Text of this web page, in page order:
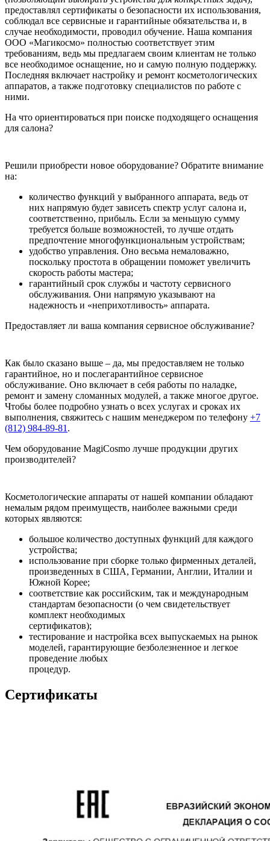
предоставлял сертификаты о безопасности их использования,
соблюдал все сервисные и гарантийные обязательства и, в
случае необходимости, проводил обучение. Наша компания
ООО «Магикосмо» полностью соответствует этим
требованиям, ведь мы предлагаем своим клиентам не только
все необходимое оснащение, но и самую полную поддержку.
Последняя включает настройку и ремонт косметологических
аппаратов, а также подготовку специалистов по работе с
ними.
На что ориентироваться при поиске подходящего оснащения
для салона?
Решили приобрести новое оборудование? Обратите внимание
на:
количество функций у выбранного аппарата, ведь от
них напрямую будет зависеть спектр услуг салона и,
соответственно, прибыль. Если за меньшую сумму
требуется больше возможностей, то лучше отдать
предпочтение многофункциональным устройствам;
удобство управления. Оно весьма немаловажно,
поскольку простота в обращении поможет увеличить
скорость работы мастера;
гарантийный срок службы и частоту сервисного
обслуживания. Они напрямую указывают на
надежность и «неприхотливость» аппарата.
Предоставляет ли ваша компания сервисное обслуживание?
Как было сказано выше – да, мы предоставляем не только
гарантийное, но и послегарантийное сервисное
обслуживание. Оно включает в себя работы по наладке,
ремонт и замену сломанных модулей, а также многое другое.
Чтобы более подробно узнать о всех услугах и сроках их
выполнения, свяжитесь с нашим менеджером по телефону +7
(812) 984-89-81.
Чем оборудование MagiCosmo лучше продукции других
производителей?
Косметологические аппараты от нашей компании обладают
немалым рядом преимуществ, наиболее важными среди
которых являются:
большое количество доступных функций для каждого
устройства;
использование при сборке только фирменных деталей,
произведенных в США, Германии, Англии, Италии и
Южной Корее;
соответствие как российским, так и международным
стандартам безопасности (о чем свидетельствует
комплект необходимых
сертификатов);
тестирование и настройка всех выпускаемых на рынок
моделей, гарантирующие безболезненное и легкое
проведение любых
процедур.
Сертификаты